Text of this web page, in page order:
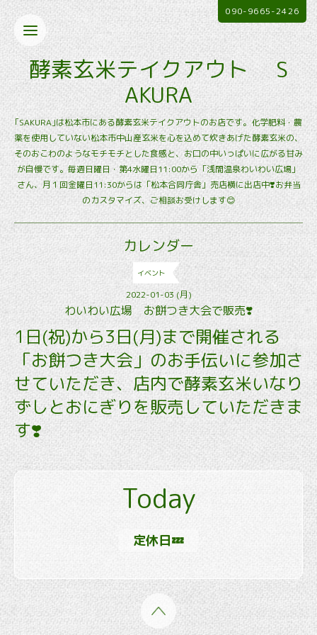
酵素玄米テイクアウト S
AKURA
｢SAKURA｣は松本市にある酵素玄米テイクアウトのお店です。化学肥料・農
薬を使用していない松本市中山産玄米を心を込めて炊きあげた酵素玄米の、
そのおこわのようなモチモチとした食感と、お口の中いっぱいに広がる甘み
が自慢です。毎週日曜日・第4水曜日11:00から「浅間温泉わいわい広場」
さん、月１回金曜日11:30からは「松本合同庁舎」売店横に出店中❣️お弁当
のカスタマイズ、ご相談お受けします😊
090-9665-2426
カレンダー
イベント
2022-01-03 (月)
わいわい広場 お餅つき大会で販売❣️
1日(祝)から3日(月)まで開催される
「お餅つき大会」のお手伝いに参加さ
せていただき、店内で酵素玄米いなり
ずしとおにぎりを販売していただきま
す❣️
Today
定休日💤